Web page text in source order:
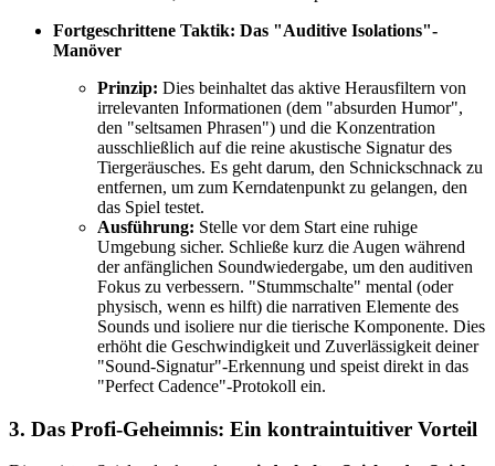
Fortgeschrittene Taktik: Das "Auditive Isolations"-
Manöver
Prinzip: Dies beinhaltet das aktive Herausfiltern von
irrelevanten Informationen (dem "absurden Humor",
den "seltsamen Phrasen") und die Konzentration
ausschließlich auf die reine akustische Signatur des
Tiergeräusches. Es geht darum, den Schnickschnack zu
entfernen, um zum Kerndatenpunkt zu gelangen, den
das Spiel testet.
Ausführung: Stelle vor dem Start eine ruhige
Umgebung sicher. Schließe kurz die Augen während
der anfänglichen Soundwiedergabe, um den auditiven
Fokus zu verbessern. "Stummschalte" mental (oder
physisch, wenn es hilft) die narrativen Elemente des
Sounds und isoliere nur die tierische Komponente. Dies
erhöht die Geschwindigkeit und Zuverlässigkeit deiner
"Sound-Signatur"-Erkennung und speist direkt in das
"Perfect Cadence"-Protokoll ein.
3. Das Profi-Geheimnis: Ein kontraintuitiver Vorteil